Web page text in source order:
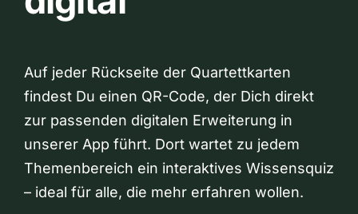
Auf jeder Rückseite der Quartettkarten
findest Du einen QR-Code, der Dich direkt
zur passenden digitalen Erweiterung in
unserer App führt. Dort wartet zu jedem
Themenbereich ein interaktives Wissensquiz
– ideal für alle, die mehr erfahren wollen.